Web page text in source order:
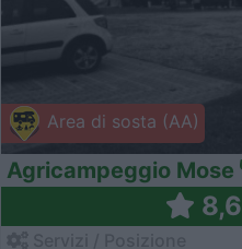
Area di sosta (AA)
Agricampeggio Mose
8,6